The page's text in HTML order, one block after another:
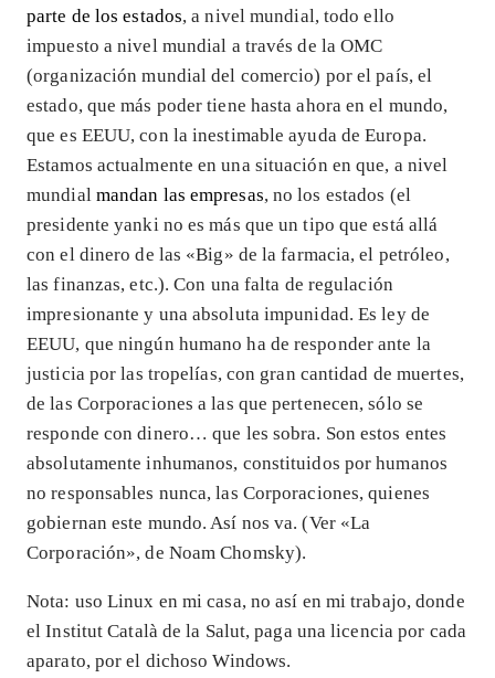
parte de los estados, a nivel mundial, todo ello
impuesto a nivel mundial a través de la OMC
(organización mundial del comercio) por el país, el
estado, que más poder tiene hasta ahora en el mundo,
que es EEUU, con la inestimable ayuda de Europa.
Estamos actualmente en una situación en que, a nivel
mundial mandan las empresas, no los estados (el
presidente yanki no es más que un tipo que está allá
con el dinero de las «Big» de la farmacia, el petróleo,
las finanzas, etc.). Con una falta de regulación
impresionante y una absoluta impunidad. Es ley de
EEUU, que ningún humano ha de responder ante la
justicia por las tropelías, con gran cantidad de muertes,
de las Corporaciones a las que pertenecen, sólo se
responde con dinero… que les sobra. Son estos entes
absolutamente inhumanos, constituidos por humanos
no responsables nunca, las Corporaciones, quienes
gobiernan este mundo. Así nos va. (Ver «La
Corporación», de Noam Chomsky).
Nota: uso Linux en mi casa, no así en mi trabajo, donde
el Institut Català de la Salut, paga una licencia por cada
aparato, por el dichoso Windows.